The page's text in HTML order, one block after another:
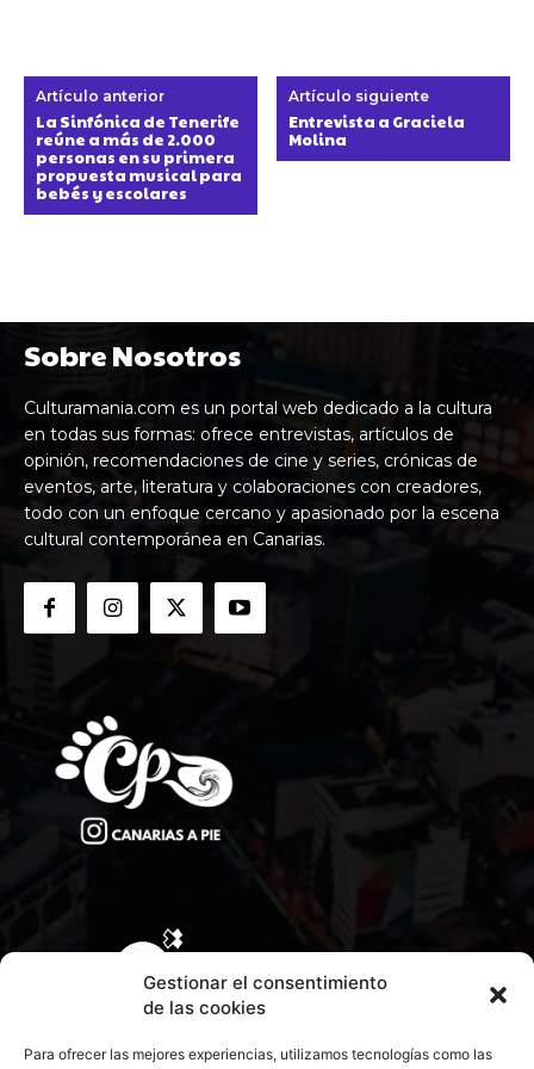
Gestionar el consentimiento
de las cookies
Para ofrecer las mejores experiencias, utilizamos tecnologías como las
Artículo anterior
La Sinfónica de Tenerife
reúne a más de 2.000
personas en su primera
propuesta musical para
bebés y escolares
Artículo siguiente
Entrevista a Graciela
Molina
Sobre Nosotros
Culturamania.com es un portal web dedicado a la cultura
en todas sus formas: ofrece entrevistas, artículos de
opinión, recomendaciones de cine y series, crónicas de
eventos, arte, literatura y colaboraciones con creadores,
todo con un enfoque cercano y apasionado por la escena
cultural contemporánea en Canarias.